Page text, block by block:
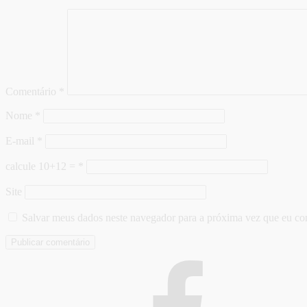
Comentário
Nome
E-mail
calcule 10+12 =
Site
Salvar meus dados neste navegador para a próxima vez que eu